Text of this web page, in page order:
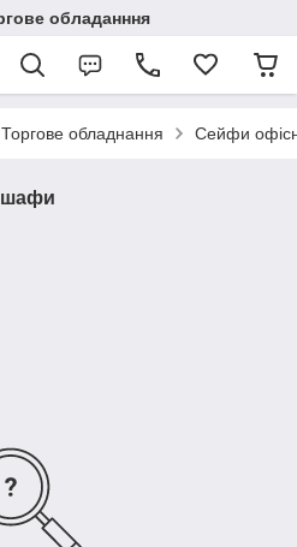
обладанння
Торгове обладнання Сейфи
шафи